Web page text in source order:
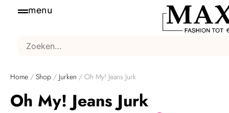
menu
Home / Shop / Jurken / Oh My! Jeans Jurk
Oh My! Jeans Jurk